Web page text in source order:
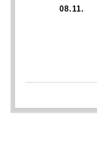
08.11.